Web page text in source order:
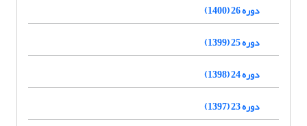
دوره 26 (1400)
دوره 25 (1399)
دوره 24 (1398)
دوره 23 (1397)